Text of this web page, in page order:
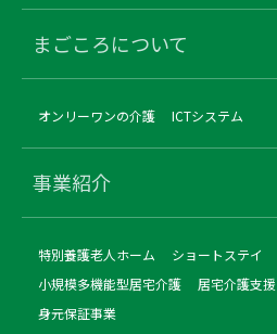
まごころについて
オンリーワンの介護 ICTシステム
事業紹介
特別養護老人ホーム ショートステイ
小規模多機能型居宅介護
居宅介護支援
身元保証事業